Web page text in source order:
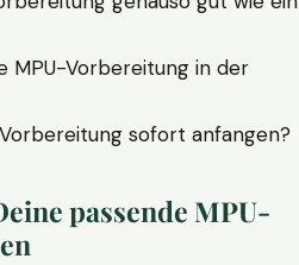
MPU-Vorbereitung in der
sofort anfangen?
passende MPU-